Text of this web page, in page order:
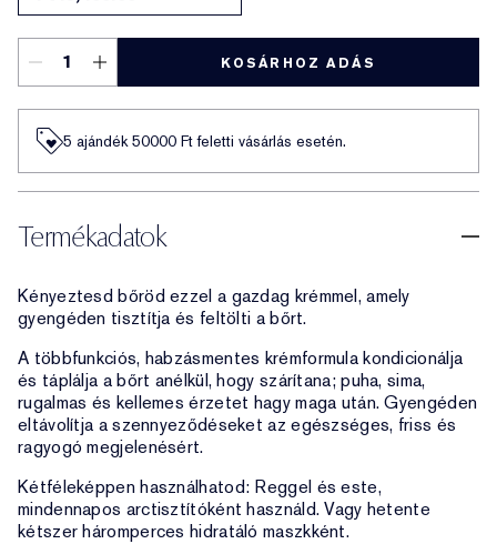
KOSÁRHOZ ADÁS
5 ajándék 50000​ Ft feletti vásárlás esetén.
Termékadatok
Kényeztesd bőröd ezzel a gazdag krémmel, amely
gyengéden tisztítja és feltölti a bőrt.
A többfunkciós, habzásmentes krémformula kondicionálja
és táplálja a bőrt anélkül, hogy szárítana; puha, sima,
rugalmas és kellemes érzetet hagy maga után. Gyengéden
eltávolítja a szennyeződéseket az egészséges, friss és
ragyogó megjelenésért.
Kétféleképpen használhatod: Reggel és este,
mindennapos arctisztítóként használd. Vagy hetente
kétszer háromperces hidratáló maszkként.